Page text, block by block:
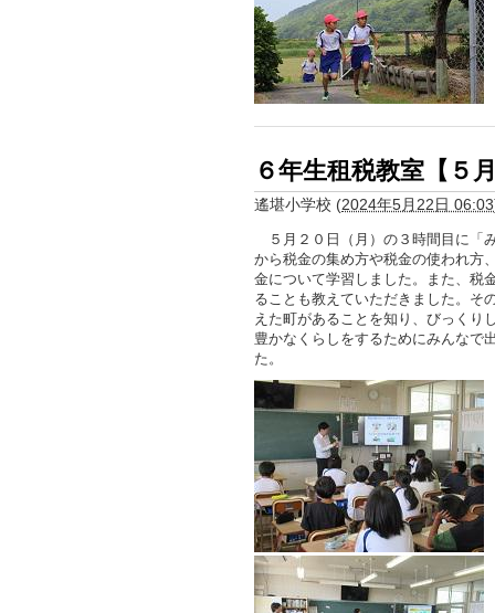
６年生租税教室【５
遙堪小学校 (2024年5月22日 06:03
５月２０日（月）の３時間目に「
から税金の集め方や税金の使われ方
金について学習しました。また、税
ることも教えていただきました。そ
えた町があることを知り、びっくり
豊かなくらしをするためにみんなで
た。